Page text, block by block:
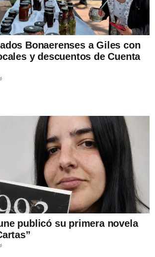
Bonaerenses a Giles con
y descuentos de Cuenta
publicó su primera novela